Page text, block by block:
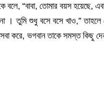
“বাবা, তোমার বয়স হয়েছে,
তুমি শুধু বসে বসে খাও,” তাহলে
করে, ভগবান তাকে সমস্ত কিছু